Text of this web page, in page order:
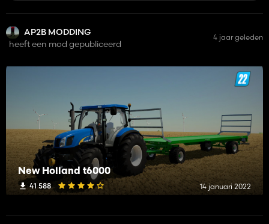
AP2B MODDING
heeft een mod gepubliceerd
4 jaar geleden
New Holland t6000
41 588 14 januari 2022